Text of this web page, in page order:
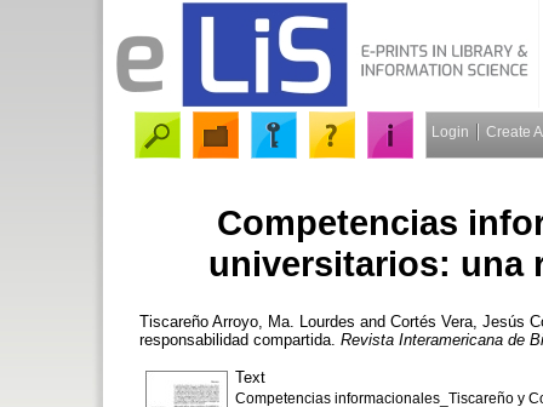
Login Create
Competencias
universitarios: una
Tiscareño Arroyo, Ma. Lourdes and Cortés Vera, Jesús
responsabilidad compartida. Revista Interamericana de
Text
Competencias informacionales_Tiscareño y